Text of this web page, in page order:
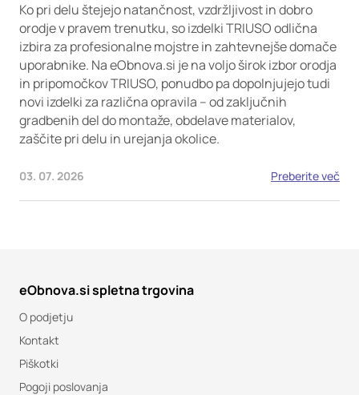
Ko pri delu štejejo natančnost, vzdržljivost in dobro
orodje v pravem trenutku, so izdelki TRIUSO odlična
izbira za profesionalne mojstre in zahtevnejše domače
uporabnike. Na eObnova.si je na voljo širok izbor orodja
in pripomočkov TRIUSO, ponudbo pa dopolnjujejo tudi
novi izdelki za različna opravila – od zaključnih
gradbenih del do montaže, obdelave materialov,
zaščite pri delu in urejanja okolice.
03. 07. 2026 Preberite več
eObnova.si spletna trgovina
O podjetju
Kontakt
Piškotki
Pogoji poslovanja